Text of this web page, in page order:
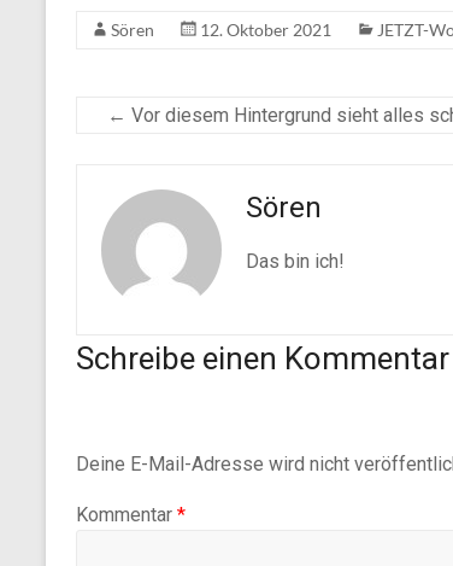
Sören 12. Oktober 2021 JETZT-
← Vor diesem Hintergrund sieht alles
Sören
Das bin ich!
Schreibe einen Kommentar
Deine E-Mail-Adresse wird nicht
Kommentar *